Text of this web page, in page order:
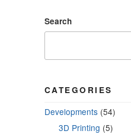
Search
CATEGORIES
Developments (54)
3D Printing (5)